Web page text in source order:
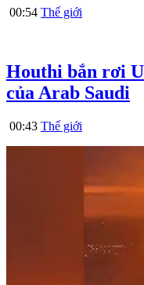
00:54 Thế giới
Houthi bắn rơi
của Arab Saudi
00:43 Thế giới